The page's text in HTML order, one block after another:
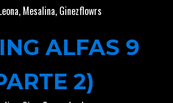
, Mesalina, Ginezflowrs
ALFAS 9
2)